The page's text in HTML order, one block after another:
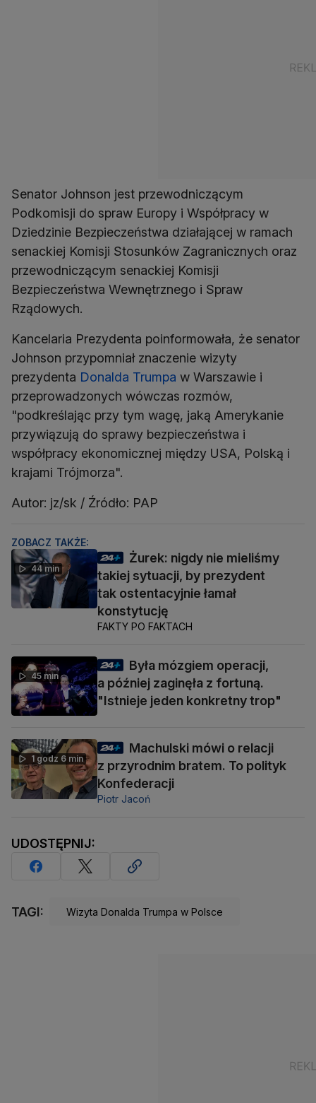
Senator Johnson jest przewodniczącym
Podkomisji do spraw Europy i Współpracy w
Dziedzinie Bezpieczeństwa działającej w ramach
senackiej Komisji Stosunków Zagranicznych oraz
przewodniczącym senackiej Komisji
Bezpieczeństwa Wewnętrznego i Spraw
Rządowych.
Kancelaria Prezydenta poinformowała, że senator
Johnson przypomniał znaczenie wizyty
prezydenta Donalda Trumpa w Warszawie i
przeprowadzonych wówczas rozmów,
"podkreślając przy tym wagę, jaką Amerykanie
przywiązują do sprawy bezpieczeństwa i
współpracy ekonomicznej między USA, Polską i
krajami Trójmorza".
Autor: jz/sk / Źródło: PAP
ZOBACZ TAKŻE:
44 min
Żurek: nigdy nie mieliśmy
takiej sytuacji, by prezydent
tak ostentacyjnie łamał
konstytucję
FAKTY PO FAKTACH
45 min
Była mózgiem operacji,
a później zaginęła z fortuną.
"Istnieje jeden konkretny trop"
1 godz 6 min
Machulski mówi o relacji
z przyrodnim bratem. To polityk
Konfederacji
Piotr Jacoń
UDOSTĘPNIJ:
TAGI: Wizyta Donalda Trumpa w Polsce